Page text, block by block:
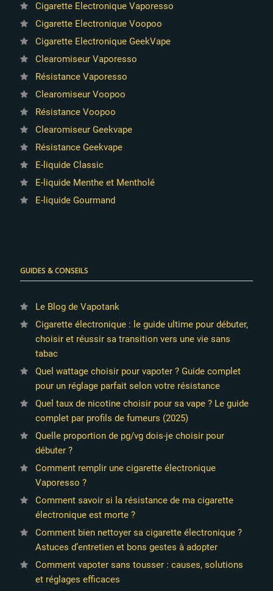
Cigarette Electronique Vaporesso
Cigarette Electronique Voopoo
Cigarette Electronique GeekVape
Clearomiseur Vaporesso
Résistance Vaporesso
Clearomiseur Voopoo
Résistance Voopoo
Clearomiseur Geekvape
Résistance Geekvape
E-liquide Classic
E-liquide Menthe et Mentholé
E-liquide Gourmand
GUIDES & CONSEILS
Le Blog de Vapotank
Cigarette électronique : le guide ultime pour débuter,
choisir et réussir sa transition vers une vie sans
tabac
Quel wattage choisir pour vapoter ? Guide complet
pour un réglage parfait selon votre résistance
Quel taux de nicotine choisir pour sa vape ? Le guide
complet par profils de fumeurs (2025)
Quelle proportion de pg/vg dois-je choisir pour
débuter ?
Comment remplir une cigarette électronique
Vaporesso ?
Comment savoir si la résistance de ma cigarette
électronique est morte ?
Comment bien nettoyer sa cigarette électronique ?
Astuces d’entretien et bons gestes à adopter
Comment vapoter sans tousser : causes, solutions
et réglages efficaces